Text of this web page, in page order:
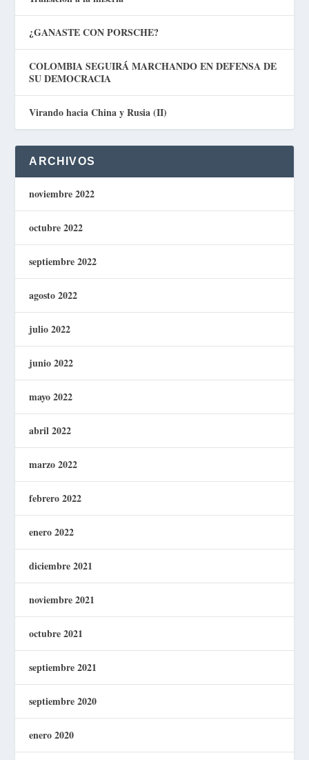
¿GANASTE CON PORSCHE?
COLOMBIA SEGUIRÁ MARCHANDO EN DEFENSA DE
SU DEMOCRACIA
Virando hacia China y Rusia (II)
ARCHIVOS
noviembre 2022
octubre 2022
septiembre 2022
agosto 2022
julio 2022
junio 2022
mayo 2022
abril 2022
marzo 2022
febrero 2022
enero 2022
diciembre 2021
noviembre 2021
octubre 2021
septiembre 2021
septiembre 2020
enero 2020